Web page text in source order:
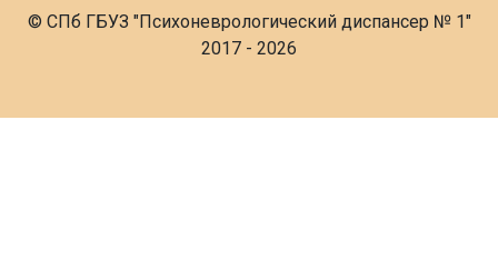
© СПб ГБУЗ "Психоневрологический диспансер № 1"
2017 - 2026